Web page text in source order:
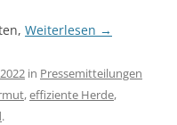
Weiterlesen →
in Pressemitteilungen
,effiziente Herde,
.